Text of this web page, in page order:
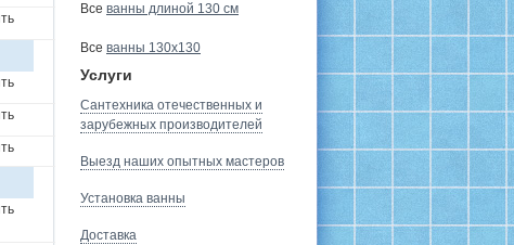
Все ванны длиной 130 см
Все ванны 130х130
Услуги
Сантехника отечественных и
зарубежных производителей
Выезд наших опытных мастеров
Установка ванны
Доставка